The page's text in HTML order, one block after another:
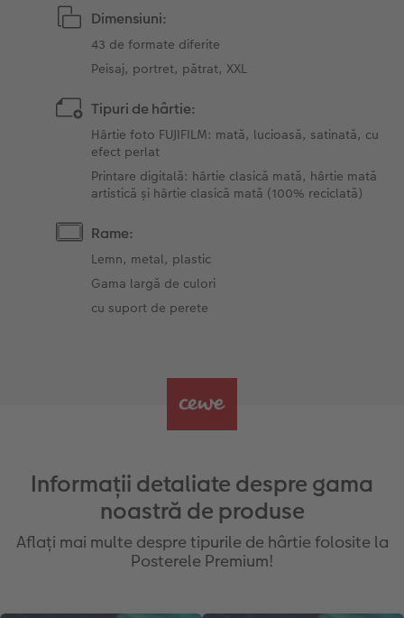
Dimensiuni:
43 de formate diferite
Peisaj, portret, pătrat, XXL
Tipuri de hârtie:
Hârtie foto FUJIFILM: mată, lucioasă, satinată, cu
efect perlat
Printare digitală: hârtie clasică mată, hârtie mată
artistică și hârtie clasică mată (100% reciclată)
Rame:
Lemn, metal, plastic
Gama largă de culori
cu suport de perete
Informații detaliate despre gama
noastră de produse
Aflați mai multe despre tipurile de hârtie folosite la
Posterele Premium!